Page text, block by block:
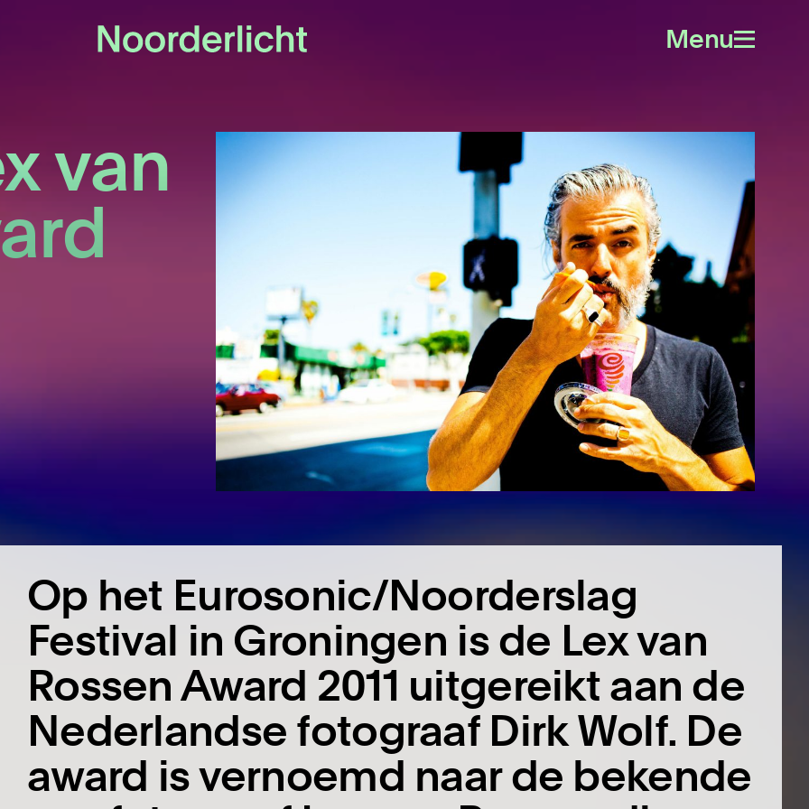
Open
Menu
van
Op het Eurosonic/Noorderslag
Festival in Groningen is de Lex van
Rossen Award 2011 uitgereikt aan de
Nederlandse fotograaf Dirk Wolf. De
award is vernoemd naar de bekende